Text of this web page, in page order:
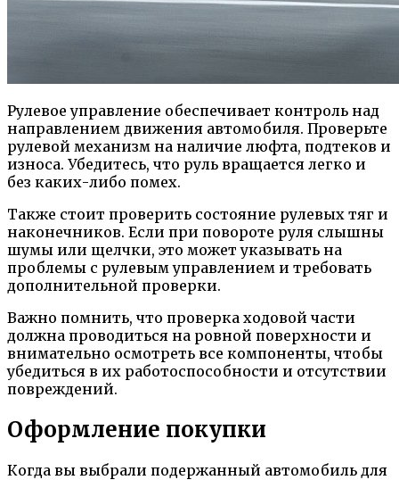
Рулевое управление обеспечивает контроль над
направлением движения автомобиля. Проверьте
рулевой механизм на наличие люфта, подтеков и
износа. Убедитесь, что руль вращается легко и
без каких-либо помех.
Также стоит проверить состояние рулевых тяг и
наконечников. Если при повороте руля слышны
шумы или щелчки, это может указывать на
проблемы с рулевым управлением и требовать
дополнительной проверки.
Важно помнить, что проверка ходовой части
должна проводиться на ровной поверхности и
внимательно осмотреть все компоненты, чтобы
убедиться в их работоспособности и отсутствии
повреждений.
Оформление покупки
Когда вы выбрали подержанный автомобиль для